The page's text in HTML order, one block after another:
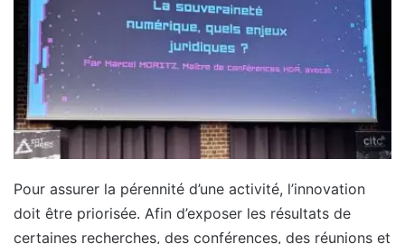
Pour assurer la pérennité d’une activité, l’innovation
doit être priorisée. Afin d’exposer les résultats de
certaines recherches, des conférences, des réunions et